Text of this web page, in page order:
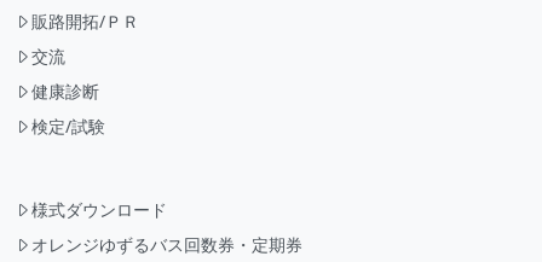
販路開拓/ＰＲ
交流
健康診断
検定/試験
様式ダウンロード
オレンジゆずるバス回数券・定期券